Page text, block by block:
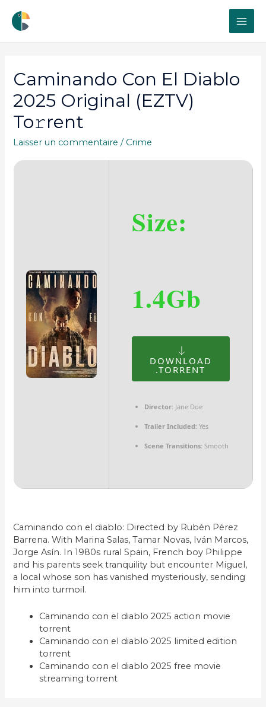
Caminando Con El Diablo
2025 Original (EZTV)
To𝚛rent
Laisser un commentaire / Crime
Size:
1.4Gb
DOWNLOAD
.TORRENT
Director:Jane Doe
Trailer Included:Yes
Scene Transitions:Smooth
Caminando con el diablo: Directed by Rubén Pérez
Barrena. With Marina Salas, Tamar Novas, Iván Marcos,
Jorge Asín. In 1980s rural Spain, French boy Philippe
and his parents seek tranquility but encounter Miguel,
a local whose son has vanished mysteriously, sending
him into turmoil.
Caminando con el diablo 2025 action movie
torrent
Caminando con el diablo 2025 limited edition
torrent
Caminando con el diablo 2025 free movie
streaming torrent